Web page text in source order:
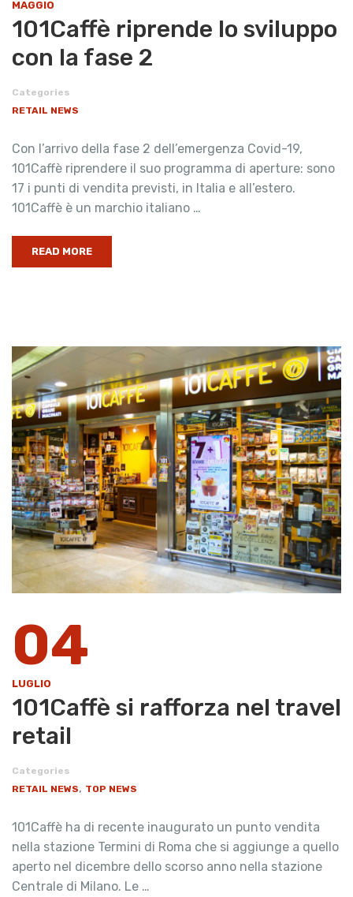
MAGGIO
101Caffè riprende lo sviluppo
con la fase 2
Categories
RETAIL NEWS
Con l’arrivo della fase 2 dell’emergenza Covid-19,
101Caffè riprendere il suo programma di aperture: sono
17 i punti di vendita previsti, in Italia e all’estero.
101Caffè è un marchio italiano …
READ MORE
04
LUGLIO
101Caffè si rafforza nel travel
retail
Categories
RETAIL NEWS, TOP NEWS
101Caffè ha di recente inaugurato un punto vendita
nella stazione Termini di Roma che si aggiunge a quello
aperto nel dicembre dello scorso anno nella stazione
Centrale di Milano. Le …